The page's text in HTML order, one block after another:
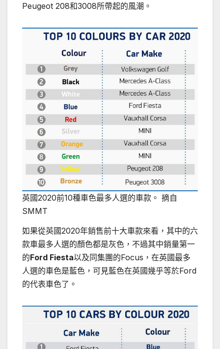
Peugeot 208和3008所帶起的風潮。
英國2020前10種車色最多人選的車款。 摘自
SMMT
如果從英國2020年銷售前十大車款來看，其中的六
款車最多人選的顏色都是灰色，不過其中銷量第一
的Ford Fiesta以及同集團的Focus，在英國最多
人選的車色是藍色，可見藍色在英國幾乎等於Ford
的代表車色了。